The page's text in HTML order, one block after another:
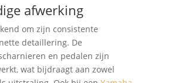
afwerking
om zijn consistente
detaillering. De
en pedalen zijn
wat bijdraagt aan zowel